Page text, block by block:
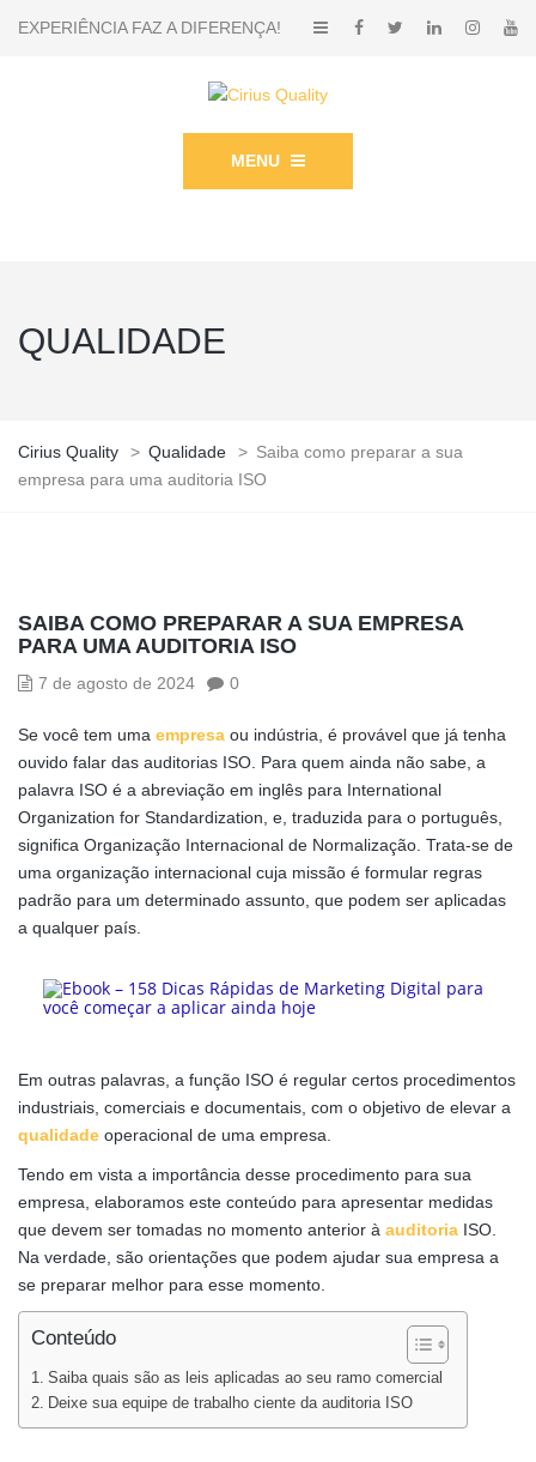
EXPERIÊNCIA FAZ A DIFERENÇA!
MENU
QUALIDADE
Cirius Quality > Qualidade > Saiba como preparar a sua
empresa para uma auditoria ISO
SAIBA COMO PREPARAR A SUA EMPRESA
PARA UMA AUDITORIA ISO
7 de agosto de 2024 0
Se você tem uma empresa ou indústria, é provável que já tenha
ouvido falar das auditorias ISO. Para quem ainda não sabe, a
palavra ISO é a abreviação em inglês para International
Organization for Standardization, e, traduzida para o português,
significa Organização Internacional de Normalização. Trata-se de
uma organização internacional cuja missão é formular regras
padrão para um determinado assunto, que podem ser aplicadas
a qualquer país.
Em outras palavras, a função ISO é regular certos procedimentos
industriais, comerciais e documentais, com o objetivo de elevar a
qualidade operacional de uma empresa.
Tendo em vista a importância desse procedimento para sua
empresa, elaboramos este conteúdo para apresentar medidas
que devem ser tomadas no momento anterior à auditoria ISO.
Na verdade, são orientações que podem ajudar sua empresa a
se preparar melhor para esse momento.
Conteúdo
Saiba quais são as leis aplicadas ao seu ramo comercial
Deixe sua equipe de trabalho ciente da auditoria ISO